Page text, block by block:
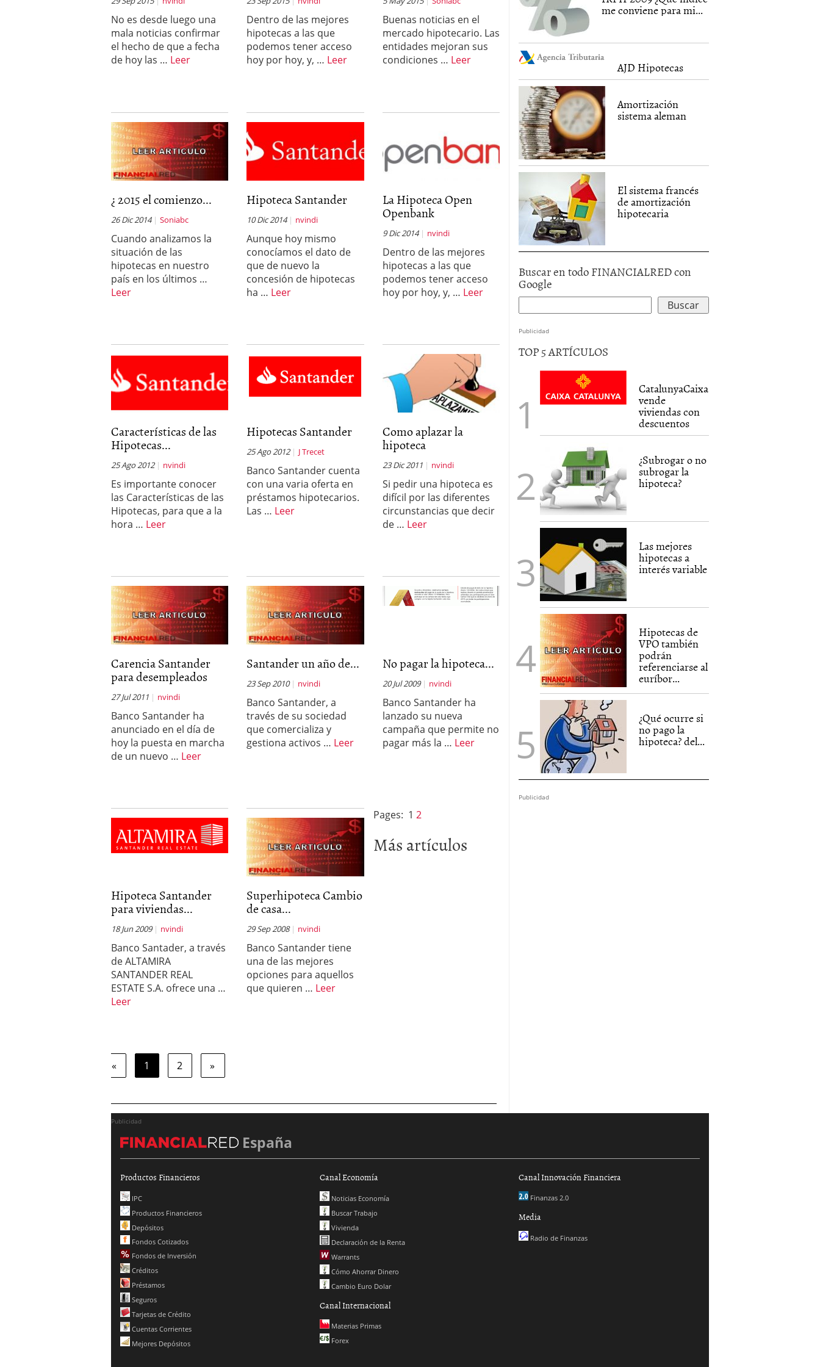
No es desde luego una
mala noticias confirmar
el hecho de que a fecha
de hoy las … Leer
Dentro de las mejores
hipotecas a las que
podemos tener acceso
hoy por hoy, y, … Leer
Buenas noticias en el
mercado hipotecario. Las
entidades mejoran sus
condiciones … Leer
¿ 2015 el comienzo...
26 Dic 2014 Soniabc
Cuando analizamos la
situación de las
hipotecas en nuestro
país en los últimos …
Leer
Hipoteca Santander
10 Dic 2014 nvindi
Aunque hoy mismo
conocíamos el dato de
que de nuevo la
concesión de hipotecas
ha … Leer
La Hipoteca Open
Openbank
9 Dic 2014 nvindi
Dentro de las mejores
hipotecas a las que
podemos tener acceso
hoy por hoy, y, … Leer
Características de las
Hipotecas...
25 Ago 2012 nvindi
Es importante conocer
las Características de las
Hipotecas, para que a la
hora … Leer
Hipotecas Santander
25 Ago 2012 J Trecet
Banco Santander cuenta
con una varia oferta en
préstamos hipotecarios.
Las … Leer
Como aplazar la
hipoteca
23 Dic 2011 nvindi
Si pedir una hipoteca es
difícil por las diferentes
circunstancias que decir
de … Leer
Carencia Santander
para desempleados
27 Jul 2011 nvindi
Banco Santander ha
anunciado en el día de
hoy la puesta en marcha
de un nuevo … Leer
Santander un año de...
23 Sep 2010 nvindi
Banco Santander, a
través de su sociedad
que comercializa y
gestiona activos … Leer
No pagar la hipoteca...
20 Jul 2009 nvindi
Banco Santander ha
lanzado su nueva
campaña que permite no
pagar más la … Leer
Hipoteca Santander
para viviendas...
18 Jun 2009 nvindi
Banco Santader, a través
de ALTAMIRA
SANTANDER REAL
ESTATE S.A. ofrece una …
Leer
Superhipoteca Cambio
de casa...
29 Sep 2008 nvindi
Banco Santander tiene
una de las mejores
opciones para aquellos
que quieren … Leer
Pages: 1 2
Más artículos
« 1 2 »
me conviene para mi...
AJD Hipotecas
Amortización
sistema aleman
El sistema francés
de amortización
hipotecaria
Buscar en todo FINANCIALRED con
Google
Publicidad
TOP 5 ARTÍCULOS
CatalunyaCaixa
vende
viviendas con
descuentos
¿Subrogar o no
subrogar la
hipoteca?
Las mejores
hipotecas a
interés variable
Hipotecas de
VPO también
podrán
referenciarse al
euríbor...
¿Qué ocurre si
no pago la
hipoteca? del...
Publicidad
Publicidad
España
Productos Financieros
IPC
Productos Financieros
Depósitos
Fondos Cotizados
Fondos de Inversión
Créditos
Préstamos
Seguros
Tarjetas de Crédito
Cuentas Corrientes
Mejores Depósitos
Canal Economía
Noticias Economía
Buscar Trabajo
Vivienda
Declaración de la Renta
Warrants
Cómo Ahorrar Dinero
Cambio Euro Dolar
Canal Internacional
Materias Primas
Forex
Canal Innovación Financiera
Finanzas 2.0
Media
Radio de Finanzas